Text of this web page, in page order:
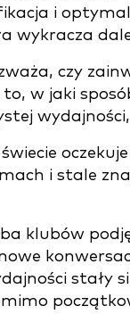
i
wykracza
czy
to, w jaki
i stale
klubów
stały